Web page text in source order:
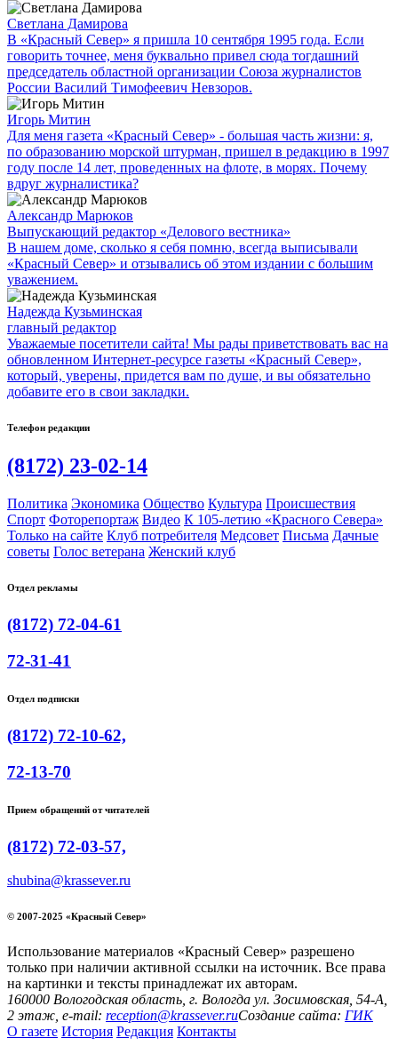
Светлана Дамирова
В «Красный Север» я пришла 10 сентября 1995 года. Если
говорить точнее, меня буквально привел сюда тогдашний
председатель областной организации Союза журналистов
России Василий Тимофеевич Невзоров.
Игорь Митин
Для меня газета «Красный Север» - большая часть жизни: я,
по образованию морской штурман, пришел в редакцию в 1997
году после 14 лет, проведенных на флоте, в морях. Почему
вдруг журналистика?
Александр Марюков
Выпускающий редактор «Делового вестника»
В нашем доме, сколько я себя помню, всегда выписывали
«Красный Север» и отзывались об этом издании с большим
уважением.
Надежда Кузьминская
главный редактор
Уважаемые посетители сайта! Мы рады приветствовать вас на
обновленном Интернет-ресурсе газеты «Красный Север»,
который, уверены, придется вам по душе, и вы обязательно
добавите его в свои закладки.
Телефон редакции
(8172) 23-02-14
Политика Экономика Общество Культура Происшествия
Спорт Фоторепортаж Видео К 105-летию «Красного Севера»
Только на сайте Клуб потребителя Медсовет Письма Дачные
советы Голос ветерана Женский клуб
Отдел рекламы
(8172) 72-04-61
72-31-41
Отдел подписки
(8172) 72-10-62,
72-13-70
Прием обращений от читателей
(8172) 72-03-57,
shubina@krassever.ru
© 2007-2025 «Красный Север»
Использование материалов «Красный Север» разрешено
только при наличии активной ссылки на источник. Все права
на картинки и тексты принадлежат их авторам.
160000 Вологодская область, г. Вологда ул. Зосимовская, 54-А,
2 этаж, e-mail: reception@krassever.ruСоздание сайта: ГИК
О газете История Редакция Контакты